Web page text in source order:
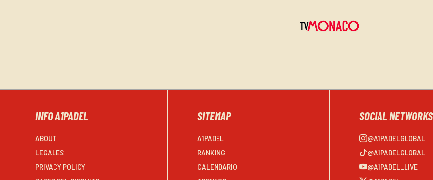
INFO A1PADEL
ABOUT
LEGALES
PRIVACY POLICY
SITEMAP
A1PADEL
RANKING
CALENDARIO
SOCIAL NETWORKS
@A1PADELGLOBAL
@A1PADELGLOBAL
@A1PADEL_LIVE